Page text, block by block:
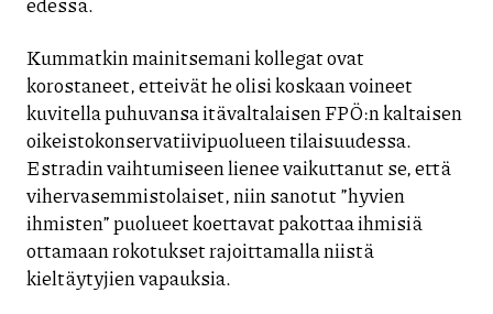
Kummatkin mainitsemani kollegat ovat
korostaneet, etteivät he olisi koskaan voineet
kuvitella puhuvansa itävaltalaisen FPÖ:n kaltaisen
oikeistokonservatiivipuolueen tilaisuudessa.
Estradin vaihtumiseen lienee vaikuttanut se, että
vihervasemmistolaiset, niin sanotut ”hyvien
ihmisten” puolueet koettavat pakottaa ihmisiä
ottamaan rokotukset rajoittamalla niistä
kieltäytyjien vapauksia.